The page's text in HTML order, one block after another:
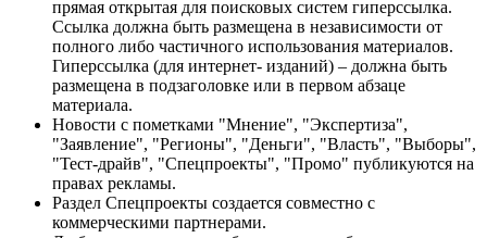
прямая открытая для поисковых систем гиперссылка.
Ссылка должна быть размещена в независимости от
полного либо частичного использования материалов.
Гиперссылка (для интернет- изданий) – должна быть
размещена в подзаголовке или в первом абзаце
материала.
Новости с пометками "Мнение", "Экспертиза",
"Заявление", "Регионы", "Деньги", "Власть", "Выборы",
"Тест-драйв", "Спецпроекты", "Промо" публикуются на
правах рекламы.
Раздел Спецпроекты создается совместно с
коммерческими партнерами.